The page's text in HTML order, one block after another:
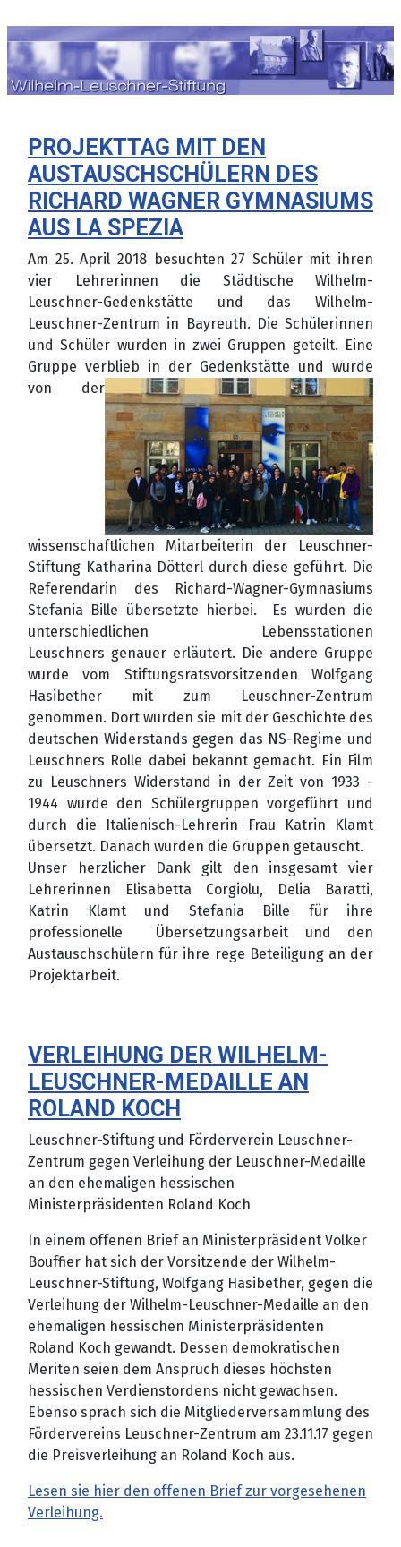
PROJEKTTAG MIT DEN
AUSTAUSCHSCHÜLERN DES
RICHARD WAGNER GYMNASIUMS
AUS LA SPEZIA
Am 25. April 2018 besuchten 27 Schüler mit ihren
vier Lehrerinnen die Städtische Wilhelm-
Leuschner-Gedenkstätte und das Wilhelm-
Leuschner-Zentrum in Bayreuth. Die Schülerinnen
und Schüler wurden in zwei Gruppen geteilt. Eine
Gruppe verblieb in der Gedenkstätte und wurde
von der
wissenschaftlichen Mitarbeiterin der Leuschner-
Stiftung Katharina Dötterl durch diese geführt. Die
Referendarin des Richard-Wagner-Gymnasiums
Stefania Bille übersetzte hierbei. Es wurden die
unterschiedlichen Lebensstationen
Leuschners genauer erläutert. Die andere Gruppe
wurde vom Stiftungsratsvorsitzenden Wolfgang
Hasibether mit zum Leuschner-Zentrum
genommen. Dort wurden sie mit der Geschichte des
deutschen Widerstands gegen das NS-Regime und
Leuschners Rolle dabei bekannt gemacht. Ein Film
zu Leuschners Widerstand in der Zeit von 1933 -
1944 wurde den Schülergruppen vorgeführt und
durch die Italienisch-Lehrerin Frau Katrin Klamt
übersetzt. Danach wurden die Gruppen getauscht.
Unser herzlicher Dank gilt den insgesamt vier
Lehrerinnen Elisabetta Corgiolu, Delia Baratti,
Katrin Klamt und Stefania Bille für ihre
professionelle Übersetzungsarbeit und den
Austauschschülern für ihre rege Beteiligung an der
Projektarbeit.
VERLEIHUNG DER WILHELM-
LEUSCHNER-MEDAILLE AN
ROLAND KOCH
Leuschner-Stiftung und Förderverein Leuschner-
Zentrum gegen Verleihung der Leuschner-Medaille
an den ehemaligen hessischen
Ministerpräsidenten Roland Koch
In einem offenen Brief an Ministerpräsident Volker
Bouffier hat sich der Vorsitzende der Wilhelm-
Leuschner-Stiftung, Wolfgang Hasibether, gegen die
Verleihung der Wilhelm-Leuschner-Medaille an den
ehemaligen hessischen Ministerpräsidenten
Roland Koch gewandt. Dessen demokratischen
Meriten seien dem Anspruch dieses höchsten
hessischen Verdienstordens nicht gewachsen.
Ebenso sprach sich die Mitgliederversammlung des
Fördervereins Leuschner-Zentrum am 23.11.17 gegen
die Preisverleihung an Roland Koch aus.
Lesen sie hier den offenen Brief zur vorgesehenen
Verleihung.